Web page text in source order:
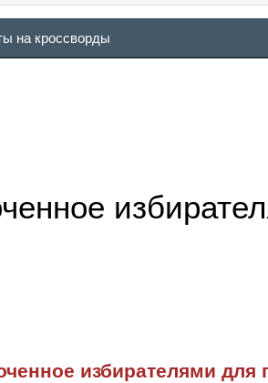
на кроссворды
избирателями